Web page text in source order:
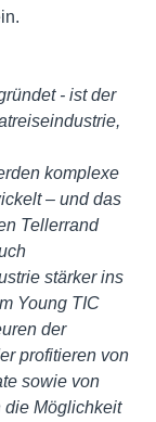
- ist der
komplexe
– und das
Tellerrand
stärker ins
Young TIC
der
profitieren von
sowie von
die Möglichkeit